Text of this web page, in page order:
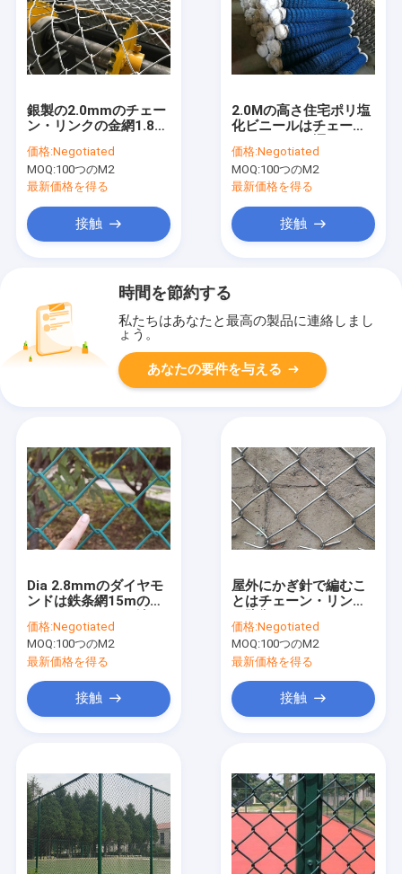
銀製の2.0mmのチェー
ン・リンクの金網1.8m
リンクの囲うこと
価格:Negotiated
MOQ:100つのM2
最新価格を得る
接触
2.0Mの高さ住宅ポリ塩
化ビニールはチェー
x2」青いサイクロンの
金網塗った
価格:Negotiated
MOQ:100つのM2
最新価格を得る
接触
時間を節約する
私たちはあなたと最高の製品に連絡しまし
ょう。
あなたの要件を与える
Dia 2.8mmのダイヤモ
ンドは鉄条網15mの長
鉄条網を一致させる
価格:Negotiated
MOQ:100つのM2
最新価格を得る
接触
屋外にかぎ針で編むこ
とはチェーン・リンク
の直径1.5mの高さに金
属をかぶせる
価格:Negotiated
MOQ:100つのM2
最新価格を得る
接触